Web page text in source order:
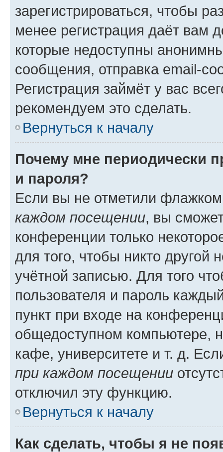
зарегистрироваться, чтобы
менее регистрация даёт вам
которые недоступны
сообщения, отправка email-
Регистрация займёт у вас
рекомендуем это сделать.
Вернуться к началу
Почему мне периодически
и пароля?
Если вы не отметили
каждом посещении, вы
конференции только
для того, чтобы никто другой
учётной записью. Для того
пользователя и пароль
пункт при входе на
общедоступном компьютере,
кафе, университете и т. д.
при каждом посещении
отключил эту функцию.
Вернуться к началу
Как сделать, чтобы я не